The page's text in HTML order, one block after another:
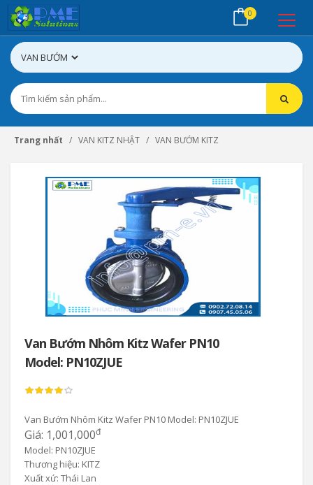
0
Trang nhất VAN KITZ NHẬT VAN BƯỚM KITZ
Van Bướm Nhôm Kitz Wafer PN10
Model: PN10ZJUE
Van Bướm Nhôm Kitz Wafer PN10 Model: PN10ZJUE
Giá: 1,001,000đ
Model: PN10ZJUE
Thương hiệu: KITZ
Xuất xứ: Thái Lan